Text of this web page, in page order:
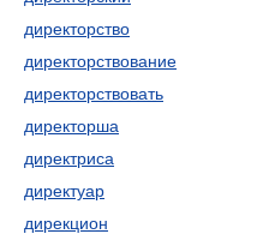
директорство
директорствование
директорствовать
директорша
директриса
директуар
дирекцион